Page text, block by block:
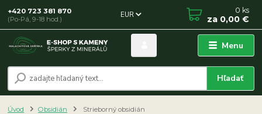
Menu
EUR
Hľadať
+420 723 381 870
(Po-Pá, 9-18 hod.)
0 ks
za 0,00 €
Úvod Obsidián Strieborný obsidián